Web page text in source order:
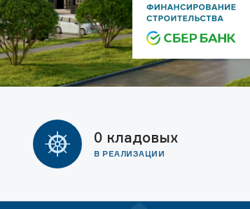
0 кладовых
В РЕАЛИЗАЦИИ